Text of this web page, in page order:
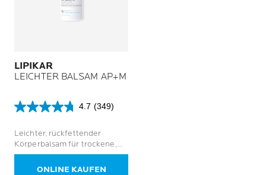
LIPIKAR
LEICHTER BALSAM AP+M
4.7 (349)
4.7
5
Sternen.
349
Bewertungen
Leichter, rückfettender
Körperbalsam für trockene,
juckende und zu
Neurodermitis neigende Haut
ONLINE KAUFEN